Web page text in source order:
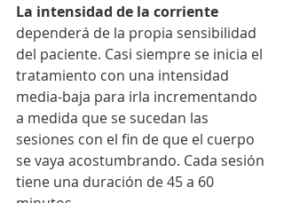
La intensidad de la corriente
dependerá de la propia sensibilidad
del paciente. Casi siempre se inicia el
tratamiento con una intensidad
media-baja para irla incrementando
a medida que se sucedan las
sesiones con el fin de que el cuerpo
se vaya acostumbrando. Cada sesión
tiene una duración de 45 a 60